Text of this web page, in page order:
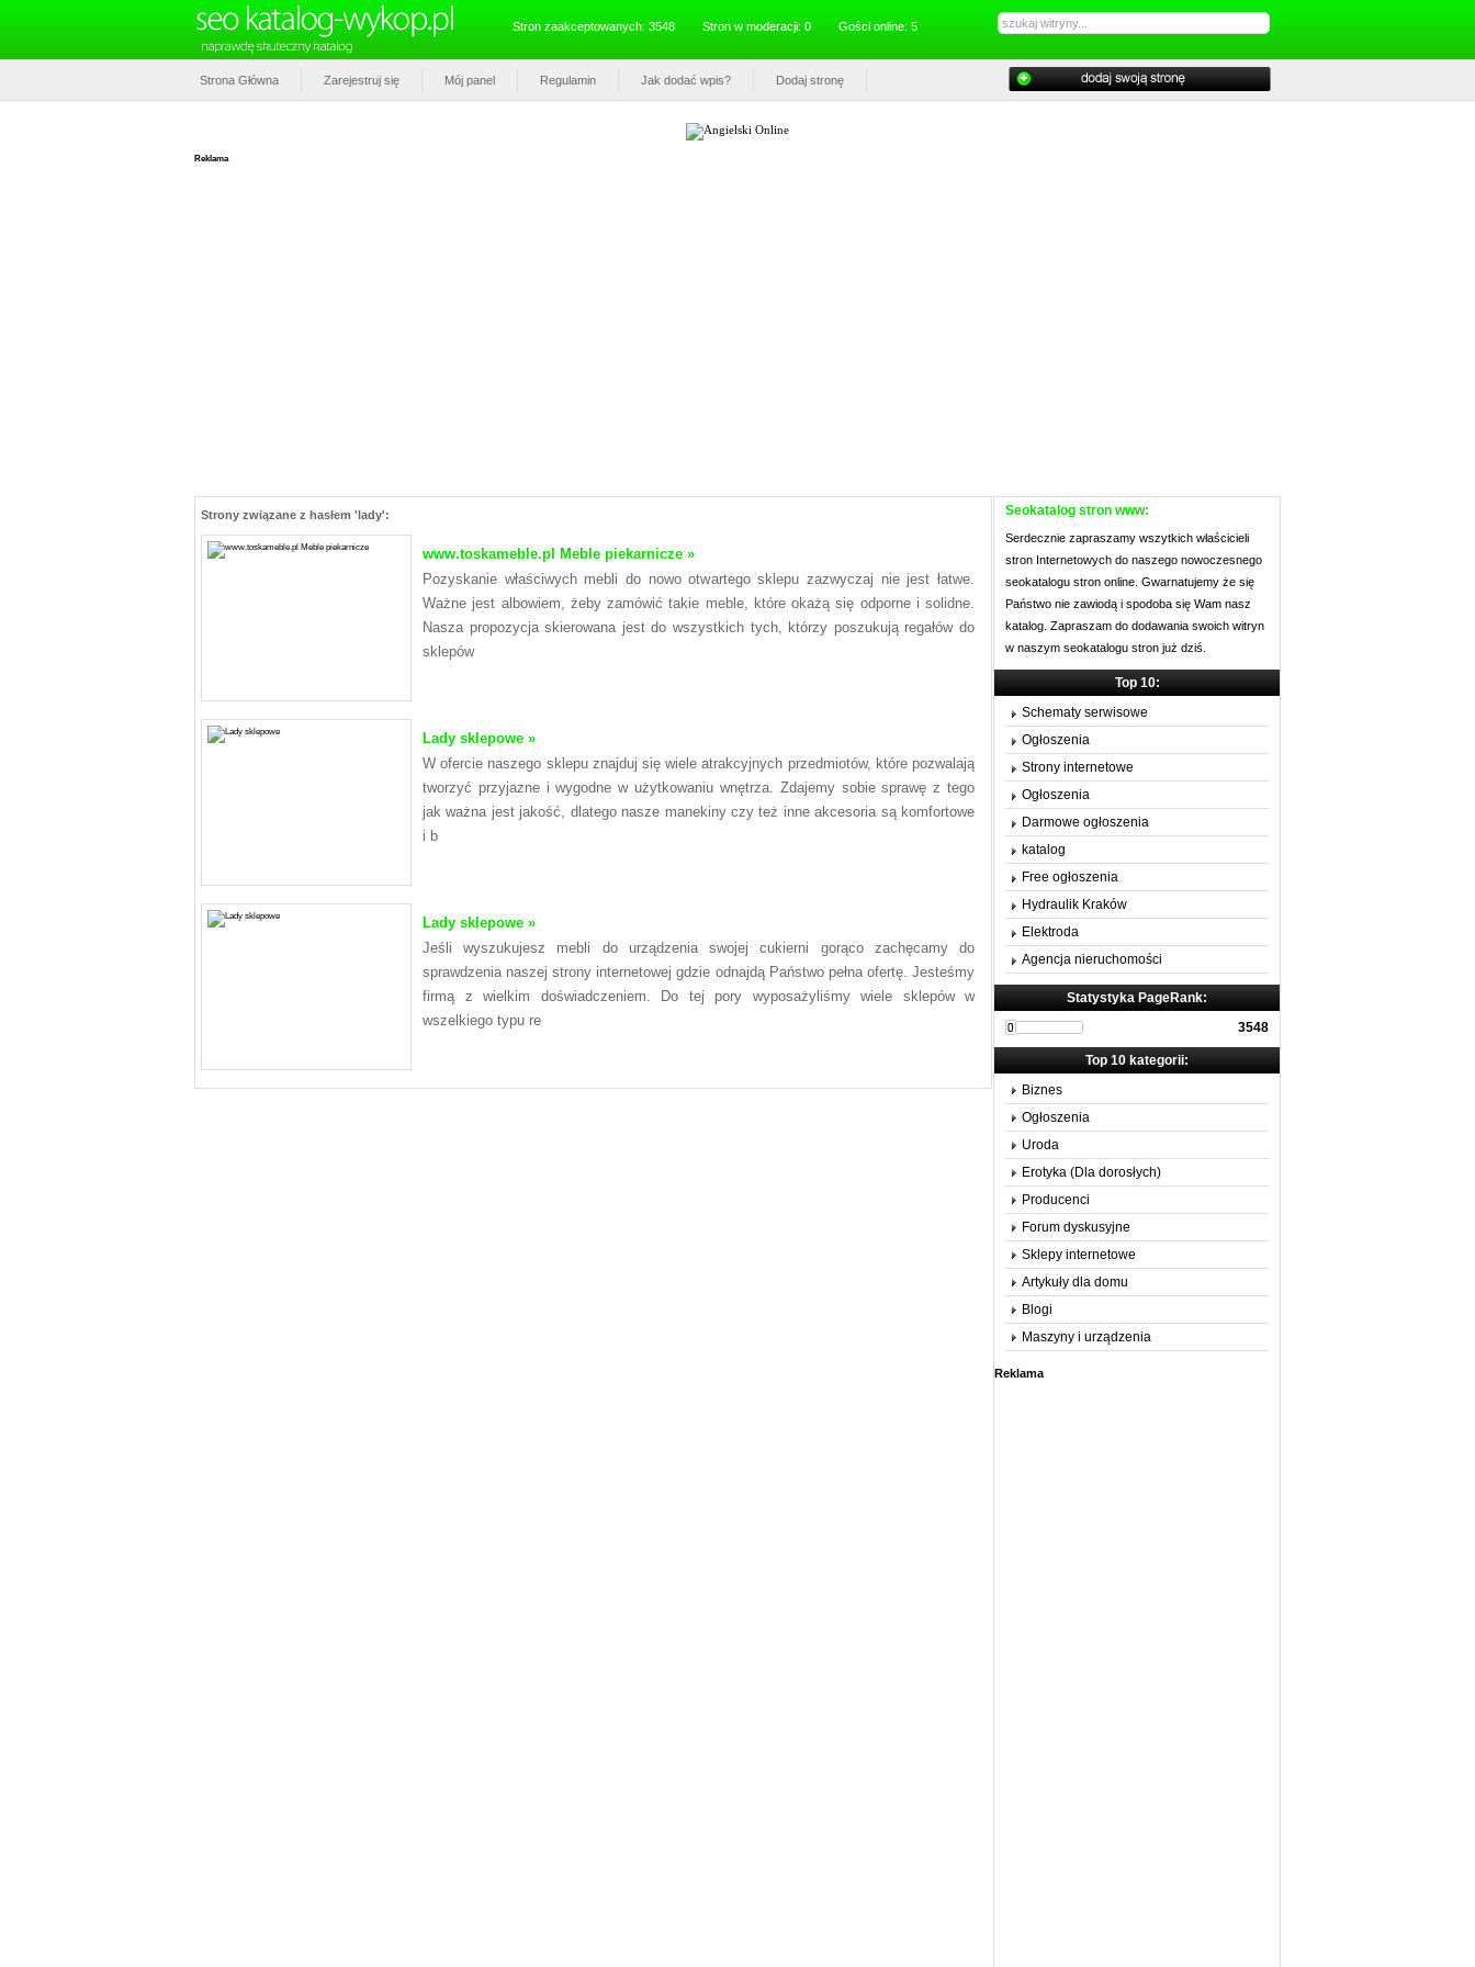
Stron zaakceptowanych: 3548 Stron w moderacji: 0 Gości online: 5
Strona Główna Zarejestruj się Mój panel Regulamin Jak dodać wpis? Dodaj stronę
Reklama
Seokatalog stron www:
Serdecznie zapraszamy wszytkich właścicieli
stron Internetowych do naszego nowoczesnego
seokatalogu stron online. Gwarnatujemy że się
Państwo nie zawiodą i spodoba się Wam nasz
katalog. Zapraszam do dodawania swoich witryn
w naszym seokatalogu stron już dziś.
Top 10:
Schematy serwisowe
Ogłoszenia
Strony internetowe
Ogłoszenia
Darmowe ogłoszenia
katalog
Free ogłoszenia
Hydraulik Kraków
Elektroda
Agencja nieruchomości
Statystyka PageRank:
3548
Top 10 kategorii:
Biznes
Ogłoszenia
Uroda
Erotyka (Dla dorosłych)
Producenci
Forum dyskusyjne
Sklepy internetowe
Artykuły dla domu
Blogi
Maszyny i urządzenia
Reklama
Strony związane z hasłem 'lady':
www.toskameble.pl Meble piekarnicze »
Pozyskanie właściwych mebli do nowo otwartego sklepu zazwyczaj nie jest łatwe.
Ważne jest albowiem, żeby zamówić takie meble, które okażą się odporne i solidne.
Nasza propozycja skierowana jest do wszystkich tych, którzy poszukują regałów do
sklepów
Lady sklepowe »
W ofercie naszego sklepu znajduj się wiele atrakcyjnych przedmiotów, które pozwalają
tworzyć przyjazne i wygodne w użytkowaniu wnętrza. Zdajemy sobie sprawę z tego
jak ważna jest jakość, dlatego nasze manekiny czy też inne akcesoria są komfortowe
i b
Lady sklepowe »
Jeśli wyszukujesz mebli do urządzenia swojej cukierni gorąco zachęcamy do
sprawdzenia naszej strony internetowej gdzie odnajdą Państwo pełna ofertę. Jesteśmy
firmą z wielkim doświadczeniem. Do tej pory wyposażyliśmy wiele sklepów w
wszelkiego typu re